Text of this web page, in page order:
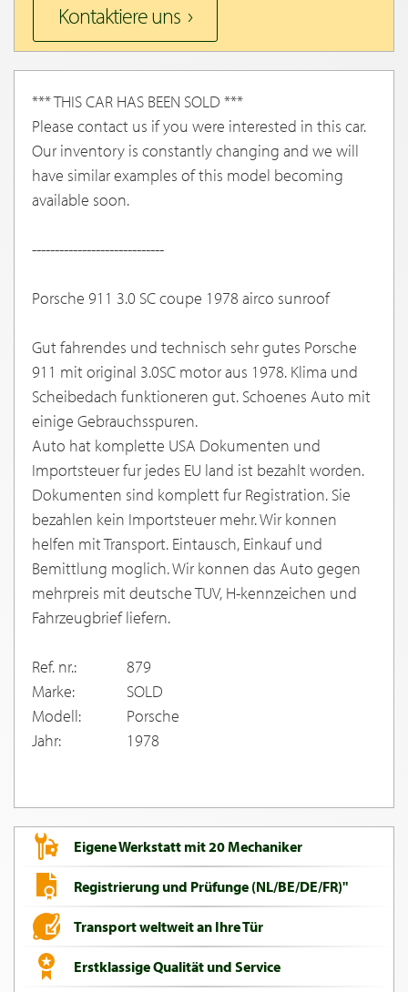
Kontaktiere uns
*** THIS CAR HAS BEEN SOLD ***
Please contact us if you were interested in this car.
Our inventory is constantly changing and we will
have similar examples of this model becoming
available soon.
-----------------------------
Porsche 911 3.0 SC coupe 1978 airco sunroof
Gut fahrendes und technisch sehr gutes Porsche
911 mit original 3.0SC motor aus 1978. Klima und
Scheibedach funktioneren gut. Schoenes Auto mit
einige Gebrauchsspuren.
Auto hat komplette USA Dokumenten und
Importsteuer fur jedes EU land ist bezahlt worden.
Dokumenten sind komplett fur Registration. Sie
bezahlen kein Importsteuer mehr. Wir konnen
helfen mit Transport. Eintausch, Einkauf und
Bemittlung moglich. Wir konnen das Auto gegen
mehrpreis mit deutsche TUV, H-kennzeichen und
Fahrzeugbrief liefern.
Ref. nr.:
879
Marke:
SOLD
Modell:
Porsche
Jahr:
1978
Eigene Werkstatt mit 20 Mechaniker
Registrierung und Prüfunge (NL/BE/DE/FR)"
Transport weltweit an Ihre Tür
Erstklassige Qualität und Service